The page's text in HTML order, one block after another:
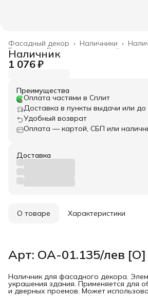
Наличники ›
Фасадный декор ›
Весь архитектурный декор
Главная ›
Наличник
1 076 ₽
Преимущества
Оплата частями в Сплит
Доставка в пункты выдачи или до
Удобный возврат
Оплата — картой, СБП или
Доставка
О товаре Характеристики
Арт: ОА-01.135/лев [О]
Наличник для фасадного декора.
украшения здания. Применяется для
и дверных проемов. Может